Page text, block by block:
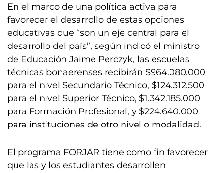
En el marco de una política activa para
favorecer el desarrollo de estas opciones
educativas que “son un eje central para el
desarrollo del país”, según indicó el ministro
de Educación Jaime Perczyk, las escuelas
técnicas bonaerenses recibirán $964.080.000
para el nivel Secundario Técnico, $124.312.500
para el nivel Superior Técnico, $1.342.185.000
para Formación Profesional, y $224.640.000
para instituciones de otro nivel o modalidad.
El programa FORJAR tiene como fin favorecer
que las y los estudiantes desarrollen